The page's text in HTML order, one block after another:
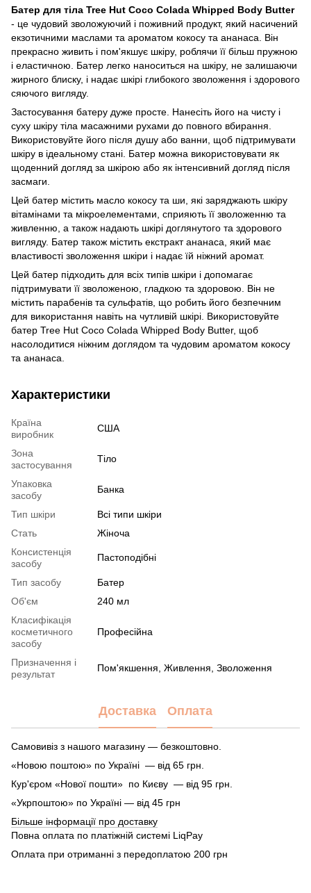
Батер для тіла Tree Hut Coco Colada Whipped Body Butter
- це чудовий зволожуючий і поживний продукт, який насичений
екзотичними маслами та ароматом кокосу та ананаса. Він
прекрасно живить і пом'якшує шкіру, роблячи її більш пружною
і еластичною. Батер легко наноситься на шкіру, не залишаючи
жирного блиску, і надає шкірі глибокого зволоження і здорового
сяючого вигляду.
Застосування батеру дуже просте. Нанесіть його на чисту і
суху шкіру тіла масажними рухами до повного вбирання.
Використовуйте його після душу або ванни, щоб підтримувати
шкіру в ідеальному стані. Батер можна використовувати як
щоденний догляд за шкірою або як інтенсивний догляд після
засмаги.
Цей батер містить масло кокосу та ши, які заряджають шкіру
вітамінами та мікроелементами, сприяють її зволоженню та
живленню, а також надають шкірі доглянутого та здорового
вигляду. Батер також містить екстракт ананаса, який має
властивості зволоження шкіри і надає їй ніжний аромат.
Цей батер підходить для всіх типів шкіри і допомагає
підтримувати її зволоженою, гладкою та здоровою. Він не
містить парабенів та сульфатів, що робить його безпечним
для використання навіть на чутливій шкірі. Використовуйте
батер Tree Hut Coco Colada Whipped Body Butter, щоб
насолодитися ніжним доглядом та чудовим ароматом кокосу
та ананаса.
Характеристики
Країна
виробник
США
Зона
застосування
Тіло
Упаковка
засобу
Банка
Тип шкіри
Всі типи шкіри
Стать
Жіноча
Консистенція
засобу
Пастоподібні
Тип засобу
Батер
Об'єм
240 мл
Класифікація
косметичного
засобу
Професійна
Призначення і
результат
Пом'якшення, Живлення, Зволоження
Доставка Оплата
Самовивіз з нашого магазину — безкоштовно.
«Новою поштою» по Україні — від 65 грн.
Кур'єром «Нової пошти» по Києву — від 95 грн.
«Укрпоштою» по Україні — від 45 грн
Більше інформації про доставку
Повна оплата по платіжній системі LiqPay
Оплата при отриманні з передоплатою 200 грн